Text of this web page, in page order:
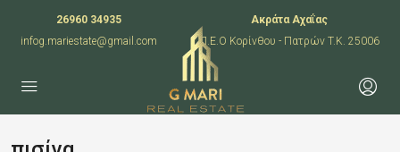
26960 34935
infog.mariestate@gmail.com
Ακράτα Αχαΐας
Π.Ε.Ο Κορίνθου - Πατρών T.K. 25006